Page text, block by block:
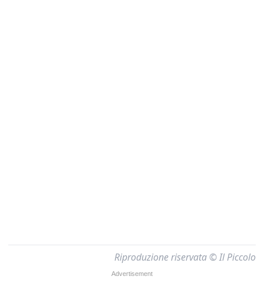
Riproduzione riservata © Il Piccolo